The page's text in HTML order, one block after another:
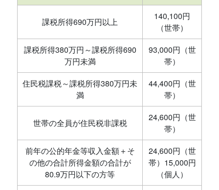
課税所得690万円以上
140,100円
（世帯）
課税所得380万円～課税所得690
万円未満
93,000円（世
帯）
住民税課税～課税所得380万円未
満
44,400円（世
帯）
世帯の全員が住民税非課税
24,600円（世
帯）
前年の公的年金等収入金額＋そ
の他の合計所得金額の合計が
80.9万円以下の方等
24,600円（世
帯）15,000円
（個人）